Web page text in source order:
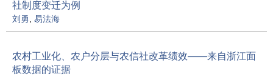
社制度变迁为例
刘勇 易法海
农村工业化、农户分层与农信社改革绩效——来自浙江面
板数据的证据